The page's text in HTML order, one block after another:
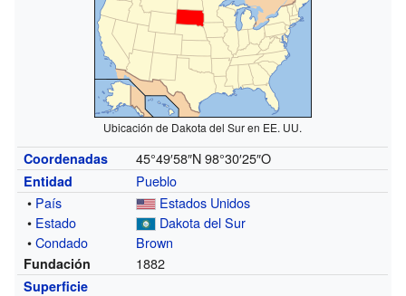
Ubicación de Dakota del Sur en EE. UU.
Coordenadas 45°49′58″N 98°30′25″O
Entidad
Pueblo
• País
Estados Unidos
• Estado
Dakota del Sur
•Condado Brown
Fundación 1882
Superficie